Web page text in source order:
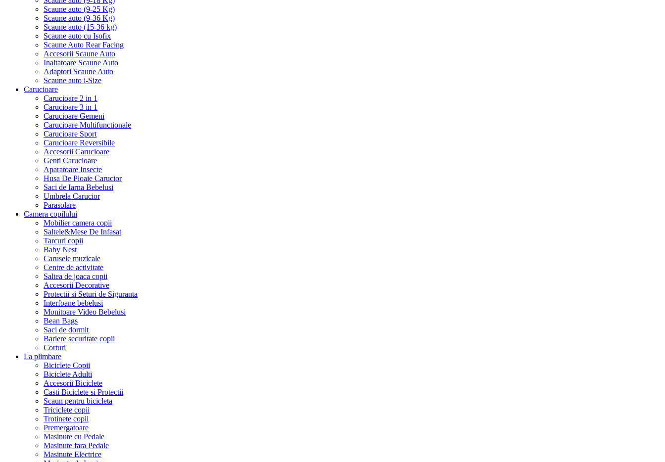
Scaune auto (9-25 Kg)
Scaune auto (9-36 Kg)
Scaune auto (15-36 kg)
Scaune auto cu Isofix
Scaune Auto Rear Facing
Accesorii Scaune Auto
Inaltatoare Scaune Auto
Adaptori Scaune Auto
Scaune auto i-Size
Carucioare
Carucioare 2 in 1
Carucioare 3 in 1
Carucioare Gemeni
Carucioare Multifunctionale
Carucioare Sport
Carucioare Reversibile
Accesorii Carucioare
Genti Carucioare
Aparatoare Insecte
Husa De Ploaie Carucior
Saci de Iarna Bebelusi
Umbrela Carucior
Parasolare
Camera copilului
Mobilier camera copii
Saltele&Mese De Infasat
Tarcuri copii
Baby Nest
Carusele muzicale
Centre de activitate
Saltea de joaca copii
Accesorii Decorative
Protectii si Seturi de Siguranta
Interfoane bebelusi
Monitoare Video Bebelusi
Bean Bags
Saci de dormit
Bariere securitate copii
Corturi
La plimbare
Biciclete Copii
Biciclete Adulti
Accesorii Biciclete
Casti Biciclete si Protectii
Scaun pentru bicicleta
Triciclete copii
Trotinete copii
Premergatoare
Masinute cu Pedale
Masinute fara Pedale
Masinute Electrice